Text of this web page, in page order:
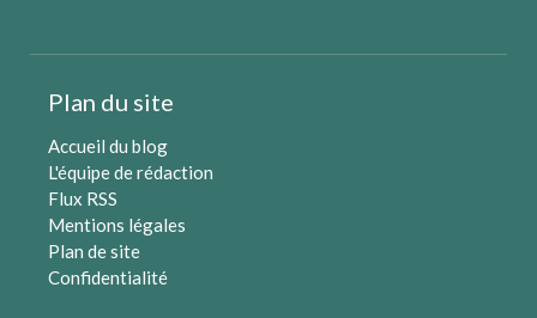
Plan du site
Accueil du blog
L'équipe de rédaction
Flux RSS
Mentions légales
Plan de site
Confidentialité